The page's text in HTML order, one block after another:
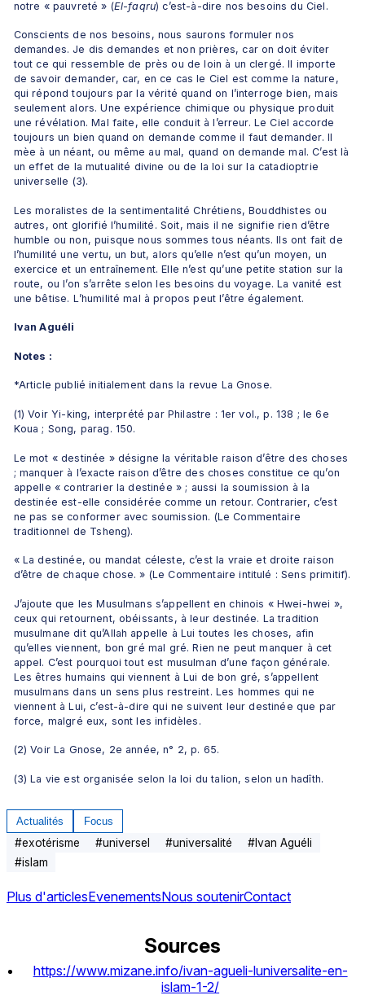
notre « pauvreté » (El-faqru) c’est-à-dire nos besoins du Ciel.
Conscients de nos besoins, nous saurons formuler nos
demandes. Je dis demandes et non prières, car on doit éviter
tout ce qui ressemble de près ou de loin à un clergé. Il importe
de savoir demander, car, en ce cas le Ciel est comme la nature,
qui répond toujours par la vérité quand on l’interroge bien, mais
seulement alors. Une expérience chimique ou physique produit
une révélation. Mal faite, elle conduit à l’erreur. Le Ciel accorde
toujours un bien quand on demande comme il faut demander. Il
mèe à un néant, ou même au mal, quand on demande mal. C’est là
un effet de la mutualité divine ou de la loi sur la catadioptrie
universelle (3).
Les moralistes de la sentimentalité Chrétiens, Bouddhistes ou
autres, ont glorifié l’humilité. Soit, mais il ne signifie rien d’être
humble ou non, puisque nous sommes tous néants. Ils ont fait de
l’humilité une vertu, un but, alors qu’elle n’est qu’un moyen, un
exercice et un entraînement. Elle n’est qu’une petite station sur la
route, ou l’on s’arrête selon les besoins du voyage. La vanité est
une bêtise. L’humilité mal à propos peut l’être également.
Ivan Aguéli
Notes :
*Article publié initialement dans la revue La Gnose.
(1) Voir Yi-king, interprété par Philastre : 1er vol., p. 138 ; le 6e
Koua ; Song, parag. 150.
Le mot « destinée » désigne la véritable raison d’être des choses
; manquer à l’exacte raison d’être des choses constitue ce qu’on
appelle « contrarier la destinée » ; aussi la soumission à la
destinée est-elle considérée comme un retour. Contrarier, c’est
ne pas se conformer avec soumission. (Le Commentaire
traditionnel de Tsheng).
« La destinée, ou mandat céleste, c’est la vraie et droite raison
d’être de chaque chose. » (Le Commentaire intitulé : Sens primitif).
J’ajoute que les Musulmans s’appellent en chinois « Hwei-hwei »,
ceux qui retournent, obéissants, à leur destinée. La tradition
musulmane dit qu’Allah appelle à Lui toutes les choses, afin
qu’elles viennent, bon gré mal gré. Rien ne peut manquer à cet
appel. C’est pourquoi tout est musulman d’une façon générale.
Les êtres humains qui viennent à Lui de bon gré, s’appellent
musulmans dans un sens plus restreint. Les hommes qui ne
viennent à Lui, c’est-à-dire qui ne suivent leur destinée que par
force, malgré eux, sont les infidèles.
(2) Voir La Gnose, 2e année, n° 2, p. 65.
(3) La vie est organisée selon la loi du talion, selon un hadîth.
Actualités Focus
#exotérisme #universel #universalité #Ivan Aguéli
#islam
Plus d'articlesEvenementsNous soutenirContact
Sources
https://www.mizane.info/ivan-agueli-luniversalite-en-
islam-1-2/